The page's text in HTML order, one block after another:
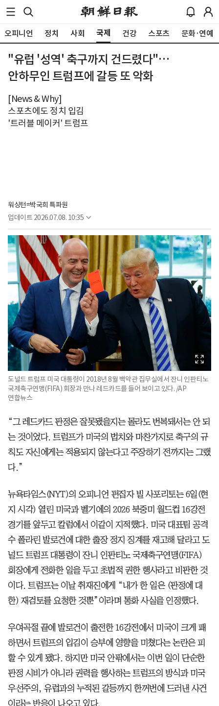
오피니언 정치 사회 국제 건강 스포츠 문화·연예
"유럽 '성역' 축구까지 건드렸다"…
안하무인 트럼프에 갈등 또 악화
[News & Why]
스포츠에도 정치 입김
'트러블 메이커' 트럼프
워싱턴=박국희 특파원
업데이트 2026.07.08. 10:35
도널드 트럼프 미국 대통령이 2018년 8월 백악관 집무실에서 잔니 인판티노
국제축구연맹(FIFA) 회장과 만나 레드카드를 들어 보이고 있다. /AP
연합뉴스
“그 레드카드 판정은 잘못됐을지는 몰라도 번복돼서는 안 되
는 것이었다. 트럼프가 미국의 법치와 마찬가지로 축구의 규
칙도 자신에게는 적용되지 않는다고 주장하기 전까지는 그랬
다.”
뉴욕타임스(NYT)의 오피니언 편집자 빌 사포리토는 6일(현
지 시각) 열린 미국과 벨기에의 2026 북중미 월드컵 16강전
경기를 앞두고 칼럼에서 이같이 지적했다. 미국 대표팀 공격
수 폴라린 발로건에 대한 출장 정지 징계를 재고해 달라고 도
널드 트럼프 대통령이 잔니 인판티노 국제축구연맹(FIFA)
회장에게 전화한 일을 두고 초법적 권한 행사라고 비판한 것
이다. 트럼프는 이날 취재진에게 “내가 한 일은 (판정에 대
한) 재검토를 요청한 것뿐”이라며 통화 사실을 인정했다.
우여곡절 끝에 발로건이 출전한 16강전에서 미국이 크게 패
하면서 트럼프의 입김이 승부에 영향을 미쳤다는 논란은 피
할 수 있게 됐다. 하지만 미국 안팎에서는 이번 일이 단순한
판정 시비가 아니라 권력을 행사하는 트럼프의 방식과 미국
우선주의, 유럽과의 누적된 갈등까지 한꺼번에 드러낸 사건
이라는 반응이 나오고 있다.